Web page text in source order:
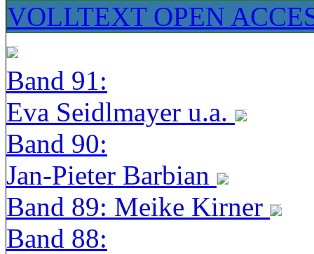
VOLLTEXT OPEN
Band 91:
Eva Seidlmayer u.a.
Band 90:
Jan-Pieter Barbian
Band 89: Meike Kirner
Band 88: